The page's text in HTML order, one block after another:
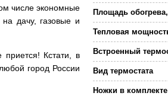
Площадь
Тепловая
Встроенный
Вид термостата
Ножки в комплекте
числе экономные
на дачу, газовые и
Кстати, в
город России